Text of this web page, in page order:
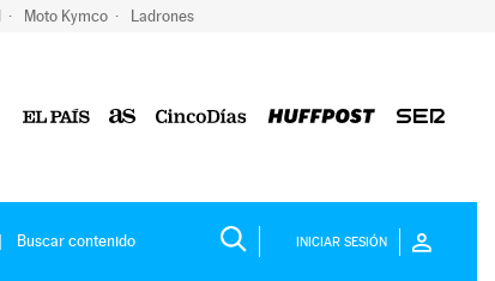
Moto Kymco Ladrones
INICIAR SESIÓN